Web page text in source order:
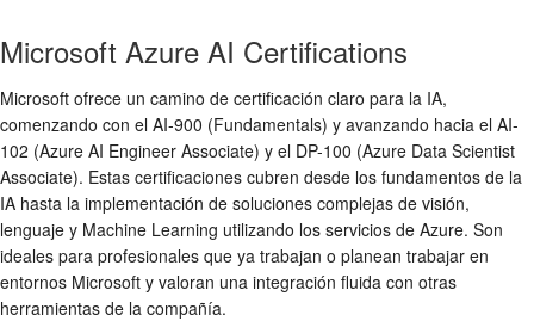
Microsoft Azure AI Certifications
Microsoft ofrece un camino de certificación claro para la IA,
comenzando con el AI-900 (Fundamentals) y avanzando hacia el AI-
102 (Azure AI Engineer Associate) y el DP-100 (Azure Data Scientist
Associate). Estas certificaciones cubren desde los fundamentos de la
IA hasta la implementación de soluciones complejas de visión,
lenguaje y Machine Learning utilizando los servicios de Azure. Son
ideales para profesionales que ya trabajan o planean trabajar en
entornos Microsoft y valoran una integración fluida con otras
herramientas de la compañía.